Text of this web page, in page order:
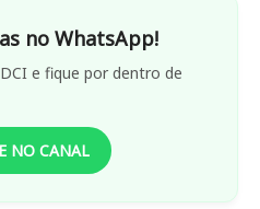
no WhatsApp!
e fique por dentro de
NO CANAL